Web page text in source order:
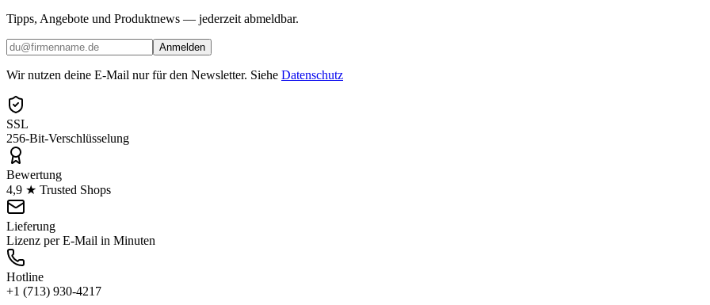
Tipps, Angebote und Produktnews — jederzeit abmeldbar.
Anmelden
Wir nutzen deine E-Mail nur für den Newsletter. Siehe Datenschutz
SSL
256-Bit-Verschlüsselung
Bewertung
4,9 ★ Trusted Shops
Lieferung
Lizenz per E-Mail in Minuten
Hotline
+1 (713) 930-4217